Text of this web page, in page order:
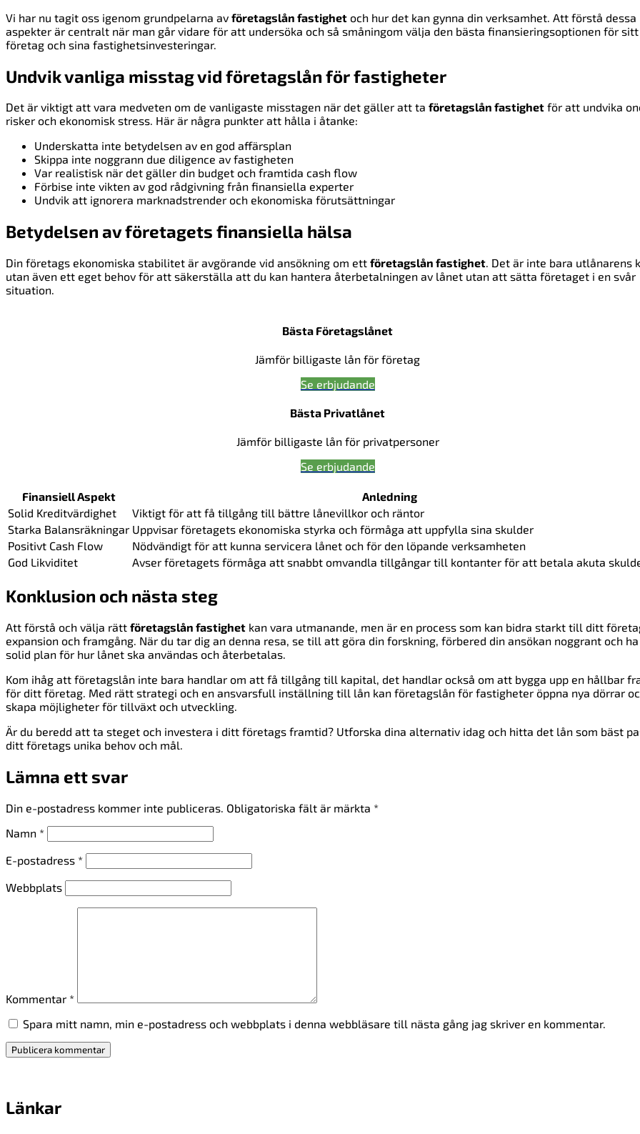
Vi har nu tagit oss igenom grundpelarna av företagslån fastighet och hur det kan gynna din verksamhet. Att förstå dessa
aspekter är centralt när man går vidare för att undersöka och så småningom välja den bästa finansieringsoptionen för sitt
företag och sina fastighetsinvesteringar.
Undvik vanliga misstag vid företagslån för fastigheter
Det är viktigt att vara medveten om de vanligaste misstagen när det gäller att ta företagslån fastighet för att undvika
risker och ekonomisk stress. Här är några punkter att hålla i åtanke:
Underskatta inte betydelsen av en god affärsplan
Skippa inte noggrann due diligence av fastigheten
Var realistisk när det gäller din budget och framtida cash flow
Förbise inte vikten av god rådgivning från finansiella experter
Undvik att ignorera marknadstrender och ekonomiska förutsättningar
Betydelsen av företagets finansiella hälsa
Din företags ekonomiska stabilitet är avgörande vid ansökning om ett företagslån fastighet. Det är inte bara utlånarens
utan även ett eget behov för att säkerställa att du kan hantera återbetalningen av lånet utan att sätta företaget i en svår
situation.
Bästa Företagslånet
Jämför billigaste lån för företag
Se erbjudande
Bästa Privatlånet
Jämför billigaste lån för privatpersoner
Se erbjudande
Finansiell Aspekt
Anledning
Solid Kreditvärdighet
Viktigt för att få tillgång till bättre lånevillkor och räntor
Starka Balansräkningar Uppvisar företagets ekonomiska styrka och förmåga att uppfylla sina skulder
Positivt Cash Flow
Nödvändigt för att kunna servicera lånet och för den löpande verksamheten
God Likviditet
Avser företagets förmåga att snabbt omvandla tillgångar till kontanter för att betala akuta
Konklusion och nästa steg
Att förstå och välja rätt företagslån fastighet kan vara utmanande, men är en process som kan bidra starkt till ditt
expansion och framgång. När du tar dig an denna resa, se till att göra din forskning, förbered din ansökan noggrant och
solid plan för hur lånet ska användas och återbetalas.
Kom ihåg att företagslån inte bara handlar om att få tillgång till kapital, det handlar också om att bygga upp en hållbar
för ditt företag. Med rätt strategi och en ansvarsfull inställning till lån kan företagslån för fastigheter öppna nya dörrar
skapa möjligheter för tillväxt och utveckling.
Är du beredd att ta steget och investera i ditt företags framtid? Utforska dina alternativ idag och hitta det lån som bäst
ditt företags unika behov och mål.
Lämna ett svar
Din e-postadress kommer inte publiceras. Obligatoriska fält är märkta *
Namn *
E-postadress *
Webbplats
Kommentar *
Spara mitt namn, min e-postadress och webbplats i denna webbläsare till nästa gång jag skriver en kommentar.
Länkar